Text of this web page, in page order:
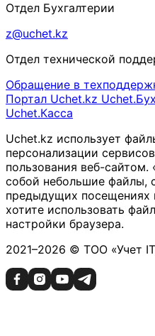
Отдел Бухгалтерии
z@uchet.kz
Отдел технической
Обращение в
Портал Uchet.kz
Uchet.Касса
Uchet.kz использует
персонализации
пользования веб-
собой небольшие
предыдущих посещениях
хотите использовать
настройки браузера.
2021–2026 © ТОО «Учет